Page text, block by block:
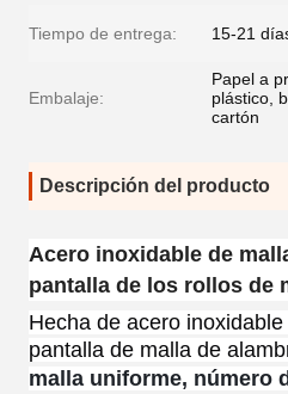
Tiempo de entrega: 15-21
Embalaje:
Papel a
plástico,
cartón
Descripción del producto
Acero inoxidable de
pantalla de los rollos de
Hecha de acero
pantalla de malla de
malla uniforme, número